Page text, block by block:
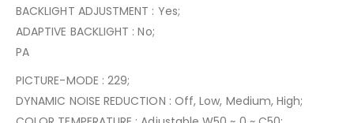
BACKLIGHT ADJUSTMENT : Yes;
ADAPTIVE BACKLIGHT : No;
PA
PICTURE-MODE : 229;
DYNAMIC NOISE REDUCTION : Off, Low, Medium, High;